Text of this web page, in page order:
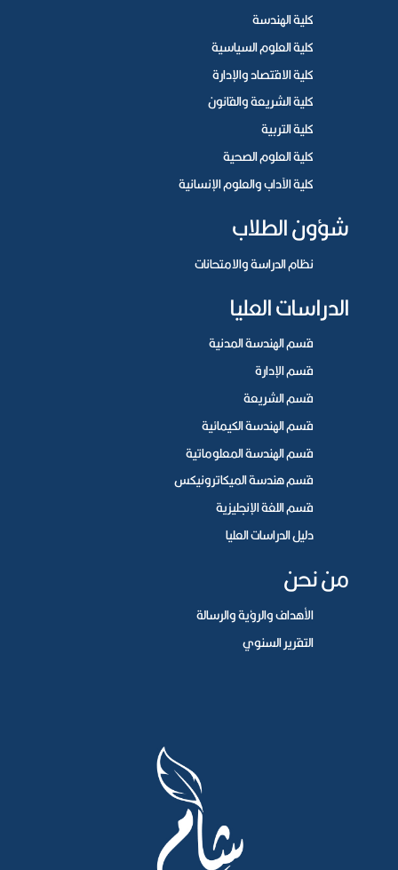
كلية الهندسة
كلية العلوم السياسية
كلية الاقتصاد والإدارة
كلية الشريعة والقانون
كلية التربية
كلية العلوم الصحية
كلية الآداب والعلوم الإنسانية
شؤون الطلاب
نظام الدراسة والامتحانات
الدراسات العليا
قسم الهندسة المدنية
قسم الإدارة
قسم الشريعة
قسم الهندسة الكيمائية
قسم الهندسة المعلوماتية
قسم هندسة الميكاترونيكس
قسم اللغة الإنجليزية
دليل الدراسات العليا
من نحن
الأهداف والرؤية والرسالة
التقرير السنوي